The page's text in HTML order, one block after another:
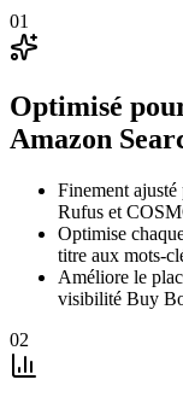
01
Optimisé
Amazon
Finement
Rufus et
Optimise
titre aux mots-
Améliore le
visibilité Buy
02